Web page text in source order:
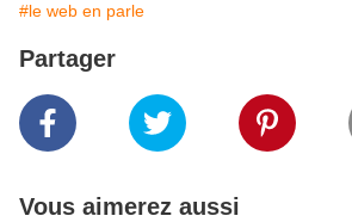
#le web en parle
Partager
Vous aimerez aussi